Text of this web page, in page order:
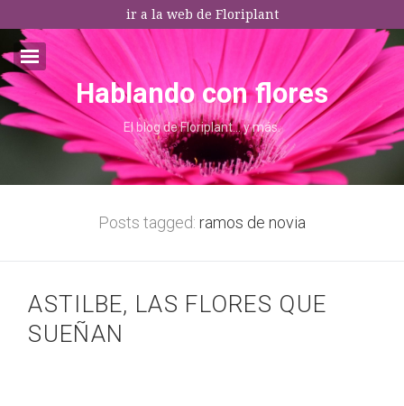
ir a la web de Floriplant
I agree terms and conditions.*
Email:*
* This field is required
Hablando con flores
El blog de Floriplant… y más.
Posts tagged: ramos de novia
ASTILBE, LAS FLORES QUE
SUEÑAN